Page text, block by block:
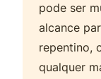
pode ser
alcance
repentino,
qualquer